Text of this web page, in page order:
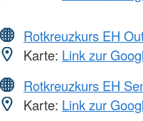
Rotkreuzkurs EH
Karte: Link zur
Rotkreuzkurs EH
Karte: Link zur